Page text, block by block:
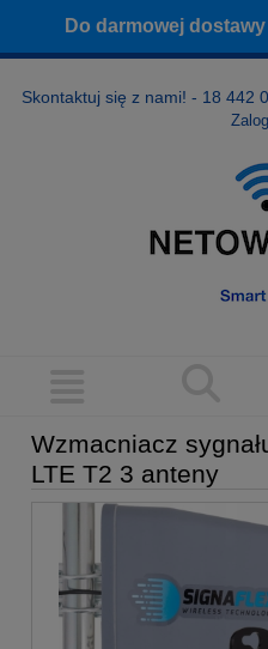
Do darmowej
Skontaktuj się z nami! - 18 442
Wzmacniacz
LTE T2 3 anteny